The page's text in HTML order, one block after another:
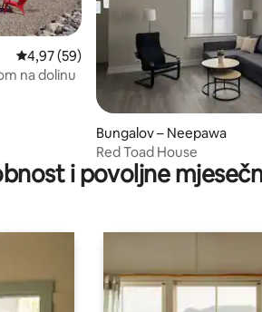
Prosječna ocjena: 4,97/5, recenzija: 59
4,97 (59)
na dolinu
Bungalov – Neepawa
Red Toad House
i povoljne